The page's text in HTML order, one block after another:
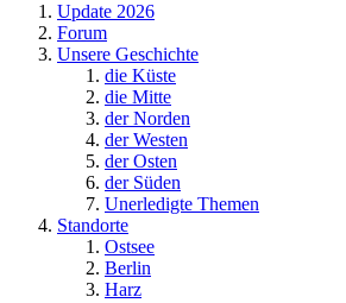
Update 2026
Forum
Unsere Geschichte
die Küste
die Mitte
der Norden
der Westen
der Osten
der Süden
Unerledigte Themen
Standorte
Ostsee
Berlin
Harz